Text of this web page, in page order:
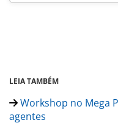
LEIA TAMBÉM
Workshop no Mega
agentes